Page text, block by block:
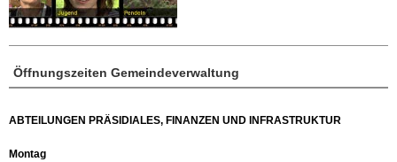
Öffnungszeiten Gemeindeverwaltung
ABTEILUNGEN PRÄSIDIALES, FINANZEN UND INFRASTRUKTUR
Montag